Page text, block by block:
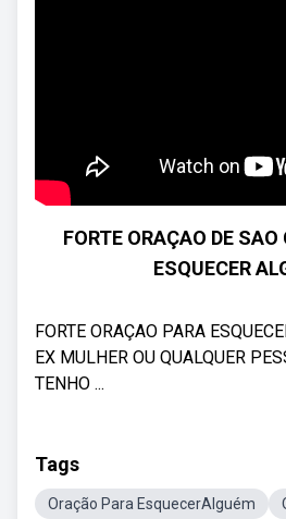
FORTE ORAÇAO DE
ESQUECER
FORTE ORAÇAO PARA
EX MULHER OU QUALQUER
TENHO ...
Tags
Oração Para EsquecerAlguém